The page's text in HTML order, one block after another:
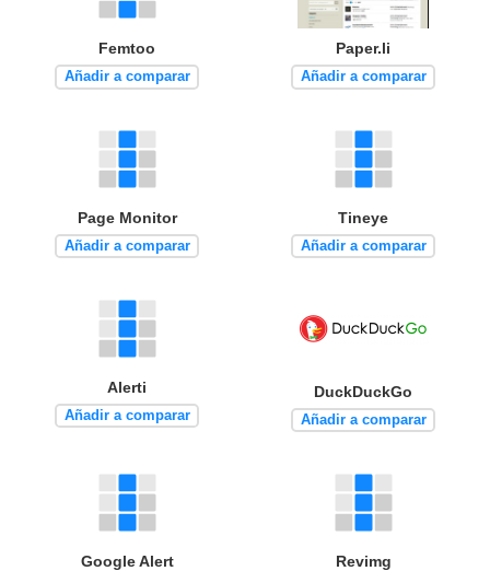
Femtoo
Añadir a comparar
Paper.li
Añadir a comparar
Page Monitor
Añadir a comparar
Tineye
Añadir a comparar
Alerti
Añadir a comparar
DuckDuckGo
Añadir a comparar
Google Alert Revimg